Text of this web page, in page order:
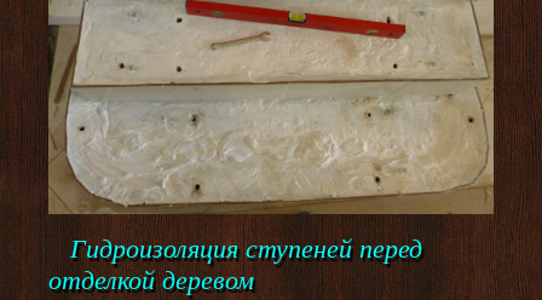
Гидроизоляция ступеней перед
отделкой деревом